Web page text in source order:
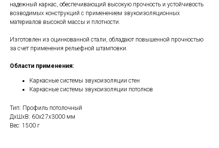
надежный каркас, обеспечивающий высокую прочность и устойчивость
возводимых конструкций с применением звукоизоляционных
материалов высокой массы и плотности.
Изготовлен из оцинкованной стали, обладают повышенной прочностью
за счет применения рельефной штамповки.
Области применения:
Каркасные системы звукоизоляции стен
Каркасные системы звукоизоляции потолков
Тип: Профиль потолочный
ДxШxВ: 60x27x3000 мм
Вес: 1500 г